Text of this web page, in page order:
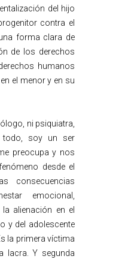
del hijo
contra el
forma clara de
de los derechos
humanos
el menor y en su
ni psiquiatra,
todo, soy un ser
preocupa y nos
desde el
consecuencias
emocional,
alienación en el
y del adolescente
la primera víctima
lacra. Y segunda